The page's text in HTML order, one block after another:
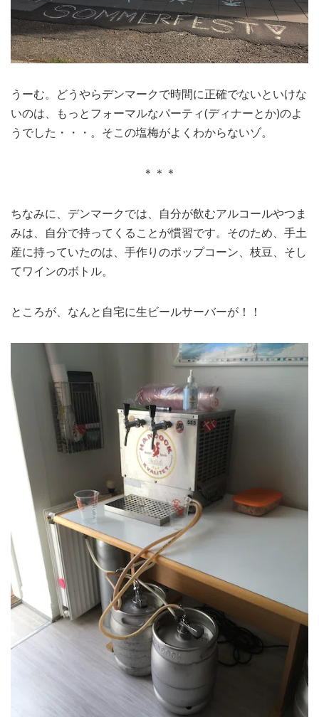
うーむ。どうやらデンマークで時間に正確でないといけな
いのは、もっとフォーマルなパーティ(ディナーとか)のよ
うでした・・・。そこの塩梅がよくわからないゾ。
＊＊＊
ちなみに、デンマークでは、自分が飲むアルコールやつま
みは、自分で持ってくることが慣習です。そのため、手土
産に持っていたのは、手作りのポップコーン、枝豆、そし
てワインのボトル。
ところが、なんと自宅に生ビールサーバーが！！